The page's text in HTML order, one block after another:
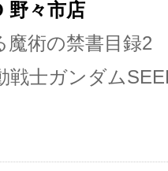
野々市店
魔術の禁書目録2
戦士ガンダム